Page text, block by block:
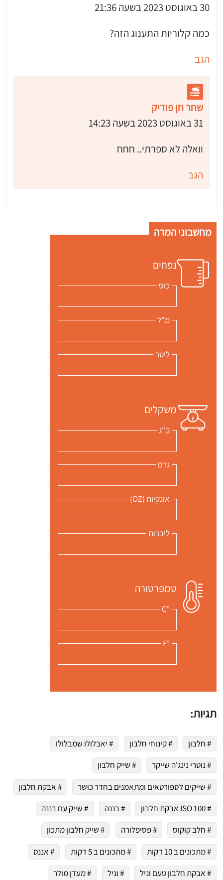
שלי "פודיק" כמנויים עוד היום!
כמנויים ותלחצו על הפעמון תקבלו התראה לטלפון הנייד ברגע שעולה מתכון חדש לערוץ,
30 באוגוסט 2023 בשעה 21:36
כמה קלוריות התענוג הזה?
הגב
שחר חן פודיק
31 באוגוסט 2023 בשעה 14:23
וואלה לא ספרתי.. חחח
הגב
מחשבוני המרה
נפחים
כוס
מ"ל
ליטר
משקלים
ק"ג
גרם
אונקיות (OZ)
ליברות
טמפרטורה
°C
°F
תגיות:
# חלבון # קינוחי חלבון
# יאבלולו שמבלולו
# נוטרי נינג'ה שייקר
# שייק חלבון
# שייקים לספורטאים ומתאמנים בחדר כושר
# אבקת חלבון
# ISO 100 אבקת חלבון
# בננה
# שייק עם בננה
# חלב קוקוס
# פסיפלורה
# שייק חלבון מתכון
# מתכונים ב 10 דקות
# מתכונים ב 5 דקות
# אננס
# אבקת חלבון טעם וניל
# וניל # מעדן מולר